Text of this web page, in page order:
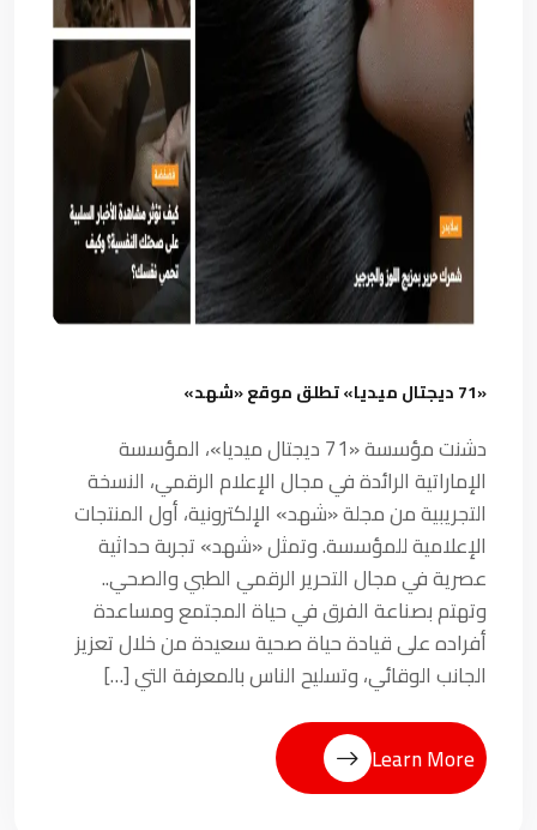
«71 ديجتال ميديا» تطلق موقع «شهد»
دشنت مؤسسة «71 ديجتال ميديا»، المؤسسة
الإماراتية الرائدة في مجال الإعلام الرقمي، النسخة
التجريبية من مجلة «شهد» الإلكترونية، أول المنتجات
الإعلامية للمؤسسة. وتمثل «شهد» تجربة حداثية
عصرية في مجال التحرير الرقمي الطبي والصحي..
وتهتم بصناعة الفرق في حياة المجتمع ومساعدة
أفراده على قيادة حياة صحية سعيدة من خلال تعزيز
الجانب الوقائي، وتسليح الناس بالمعرفة التي […]
Learn More